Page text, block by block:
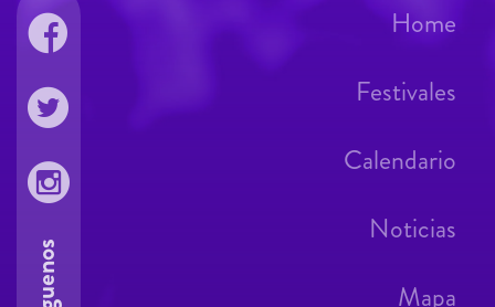
Home
Festivales
Calendario
Noticias
Mapa
Síguenos